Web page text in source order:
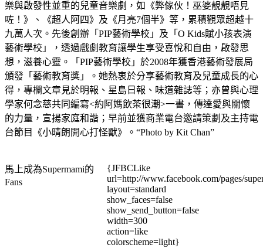
樂與啟發性並重的兒童音樂劇，如《弊傢伙！巫婆靚靚唔見
咗！》、《超人阿四》及《月亮7個半》等，累積觀眾超越十
九萬人次。先後創辦「PIP藝術學校」及「O Kids賦小孩表演
藝術學校」，透過戲劇教育讓學生享受喜悅和自由，啟發思
想，滋養心靈。「PIP藝術學校」於2008年獲香港藝術發展局
頒發「藝術教育獎」。她熱衷於分享藝術教育及兒童成長的心
得，專欄文章見於明報、星島日報、味道雜誌等；亦曾與心理
學家何念慈共同編寫<約阿媽飲茶很潮>一書，傳達愛與關懷
的力量，宣揚家庭和諧；早前並獲商業電台邀請策劃及主持電
台節目《小晴朗開心打怪獸》。“Photo by Kit Chan”
馬上成為Supermami的
Fans
{JFBCLike
url=http://www.facebook.com/pages/
layout=standard
show_faces=false
show_send_button=false
width=300
action=like
colorscheme=light}